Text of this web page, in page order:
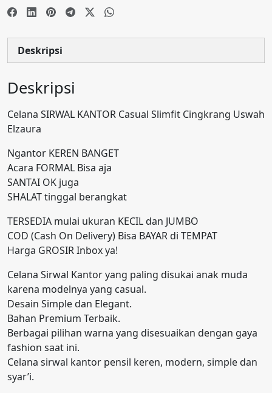
Casual
Slimfit
Cingkrang
Uswah
Elzaura
Deskripsi
Deskripsi
Celana SIRWAL KANTOR Casual Slimfit Cingkrang Uswah
Elzaura
Ngantor KEREN BANGET
Acara FORMAL Bisa aja
SANTAI OK juga
SHALAT tinggal berangkat
TERSEDIA mulai ukuran KECIL dan JUMBO
COD (Cash On Delivery) Bisa BAYAR di TEMPAT
Harga GROSIR Inbox ya!
Celana Sirwal Kantor yang paling disukai anak muda
karena modelnya yang casual.
Desain Simple dan Elegant.
Bahan Premium Terbaik.
Berbagai pilihan warna yang disesuaikan dengan gaya
fashion saat ini.
Celana sirwal kantor pensil keren, modern, simple dan
syar’i.